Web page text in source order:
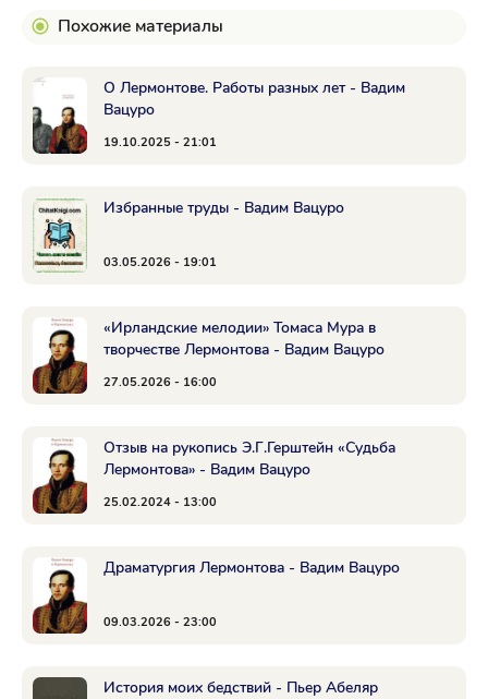
Похожие материалы
О Лермонтове. Работы разных лет - Вадим
Вацуро
19.10.2025 - 21:01
Избранные труды - Вадим Вацуро
03.05.2026 - 19:01
«Ирландские мелодии» Томаса Мура в
творчестве Лермонтова - Вадим Вацуро
27.05.2026 - 16:00
Отзыв на рукопись Э.Г.Герштейн «Судьба
Лермонтова» - Вадим Вацуро
25.02.2024 - 13:00
Драматургия Лермонтова - Вадим Вацуро
09.03.2026 - 23:00
История моих бедствий - Пьер Абеляр